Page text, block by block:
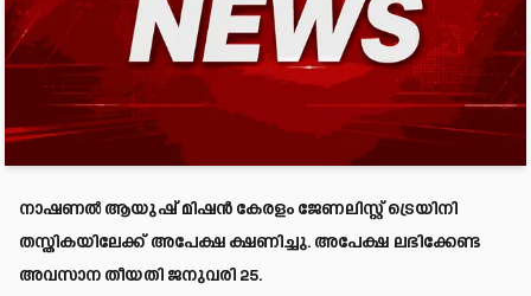
നാഷണൽ ആയുഷ് മിഷൻ കേരളം ജേണലിസ്റ്റ് ട്രെയിനി
തസ്തികയിലേക്ക് അപേക്ഷ ക്ഷണിച്ചു. അപേക്ഷ ലഭിക്കേണ്ട
അവസാന തീയതി ജനുവരി 25.